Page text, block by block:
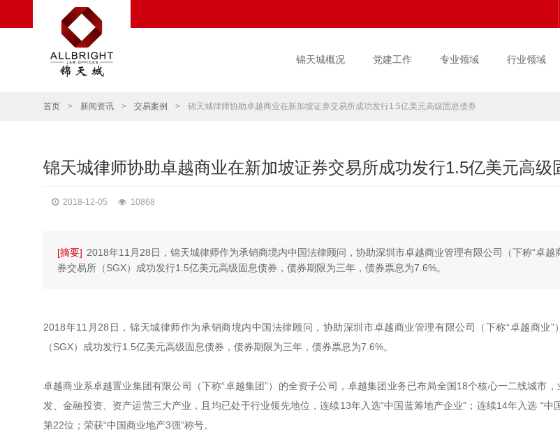
锦天城概况 党建工作 专业领域 行业领域
首页 > 新闻资讯 > 交易案例 > 锦天城律师协助卓越商业在新加坡证券交易所成功发行1.5亿美元高级固息债券
锦天城律师协助卓越商业在新加坡证券交易所成功发行1.5亿美元高级
2018-12-05 10868
[摘要] 2018年11月28日，锦天城律师作为承销商境内中国法律顾问，协助深圳市卓越商业管理有限公司（下称“卓越
券交易所（SGX）成功发行1.5亿美元高级固息债券，债券期限为三年，债券票息为7.6%。
2018年11月28日，锦天城律师作为承销商境内中国法律顾问，协助深圳市卓越商业管理有限公司（下称“卓越商业”
（SGX）成功发行1.5亿美元高级固息债券，债券期限为三年，债券票息为7.6%。
卓越商业系卓越置业集团有限公司（下称“卓越集团”）的全资子公司，卓越集团业务已布局全国18个核心一二线城市
发、金融投资、资产运营三大产业，且均已处于行业领先地位，连续13年入选“中国蓝筹地产企业”；连续14年入选 “中
第22位；荣获“中国商业地产3强”称号。